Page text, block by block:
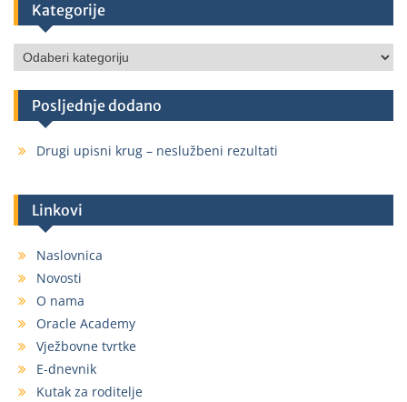
Kategorije
Posljednje dodano
Drugi upisni krug – neslužbeni rezultati
Linkovi
Naslovnica
Novosti
O nama
Oracle Academy
Vježbovne tvrtke
E-dnevnik
Kutak za roditelje